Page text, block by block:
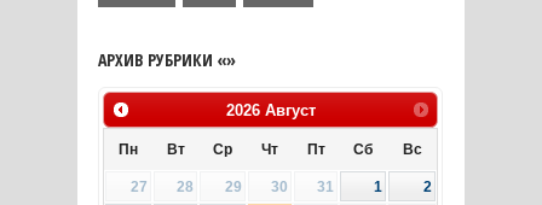
АРХИВ РУБРИКИ «»
2026 Август
Пн Вт Ср Чт Пт Сб Вс
27 28 29 30 31 1
2